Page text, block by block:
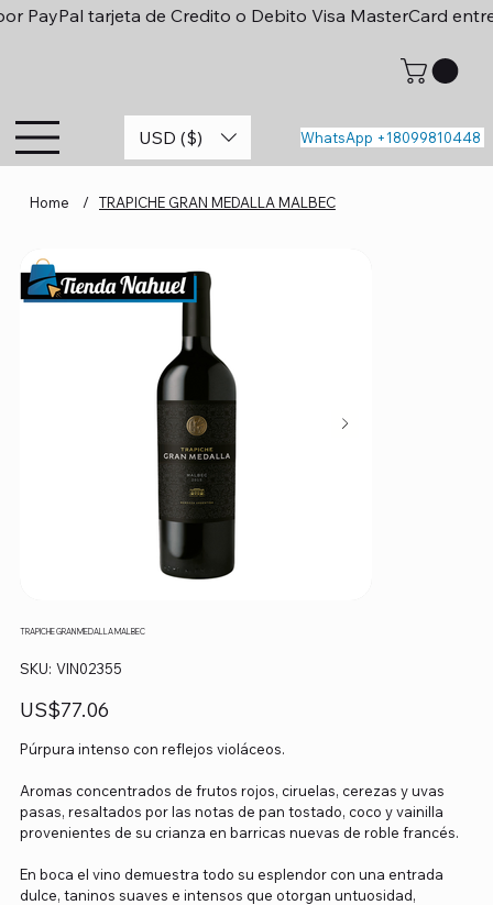
PayPal tarjeta de Credito o Debito Visa MasterCard
USD ($) WhatsApp +18099810448
Home / TRAPICHE GRAN MEDALLA MALBEC
TRAPICHE GRAN MEDALLA MALBEC
SKU: SKU
VIN02355
VIN02355
Precio
US$77.06
Púrpura intenso con reflejos violáceos.
Aromas concentrados de frutos rojos, ciruelas, cerezas y uvas
pasas, resaltados por las notas de pan tostado, coco y vainilla
provenientes de su crianza en barricas nuevas de roble francés.
En boca el vino demuestra todo su esplendor con una entrada
dulce, taninos suaves e intensos que otorgan untuosidad,